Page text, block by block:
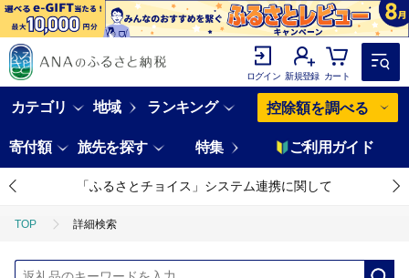
ログイン 新規登録 カート
カテゴリ 地域 ランキング 控除額を調べる
寄付額 旅先を探す 特集 ご利用ガイド
「ふるさとチョイス」システム連携に関して
TOP 詳細検索